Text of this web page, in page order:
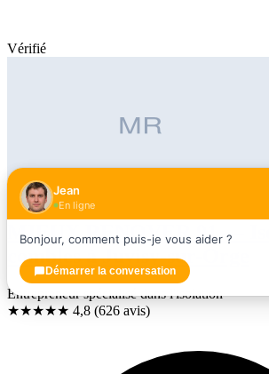
Vérifié
MIEUX RENOVER 91 —
combles à Juvisy-sur-Orge
Entrepreneur spécialisé dans l'isolation
★★★★★ 4,8 (626 avis)
Jean
En ligne
Bonjour, comment puis-je vous aider ?
Démarrer la conversation